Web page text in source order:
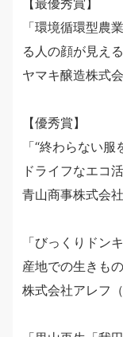
【最優秀賞】
「環境循環型農
る人の顔が見え
ヤマキ醸造株式
【優秀賞】
「“終わらない
ドライフなエコ活
青山商事株式会社
「びっくりドン
産地での生きも
株式会社アレフ（